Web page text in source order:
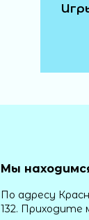
Мы
По адресу
132. Приходите